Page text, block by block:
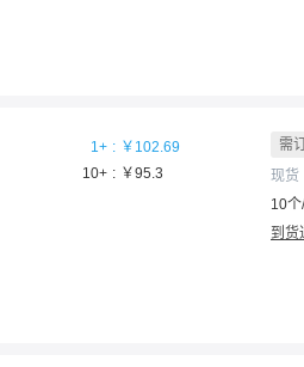
1+ ￥ 102.69
10+ ￥95.3
需
现货
10个/
到货